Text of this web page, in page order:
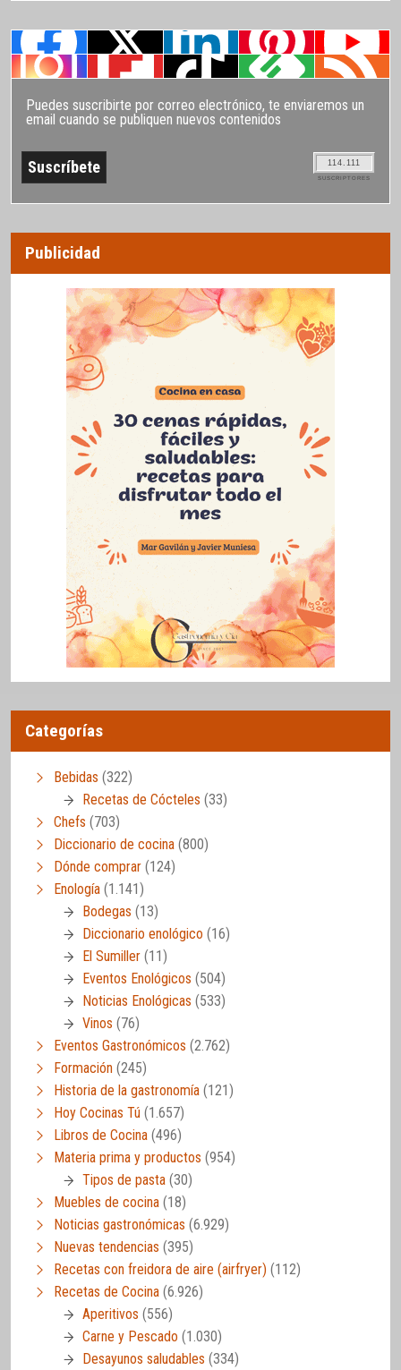
Puedes suscribirte por correo electrónico, te enviaremos un
email cuando se publiquen nuevos contenidos
114.111
SUSCRIPTORES
Publicidad
Categorías
Bebidas (322)
Recetas de Cócteles (33)
Chefs (703)
Diccionario de cocina (800)
Dónde comprar (124)
Enología (1.141)
Bodegas (13)
Diccionario enológico (16)
El Sumiller (11)
Eventos Enológicos (504)
Noticias Enológicas (533)
Vinos (76)
Eventos Gastronómicos (2.762)
Formación (245)
Historia de la gastronomía (121)
Hoy Cocinas Tú (1.657)
Libros de Cocina (496)
Materia prima y productos (954)
Tipos de pasta (30)
Muebles de cocina (18)
Noticias gastronómicas (6.929)
Nuevas tendencias (395)
Recetas con freidora de aire (airfryer) (112)
Recetas de Cocina (6.926)
Aperitivos (556)
Carne y Pescado (1.030)
Desayunos saludables (334)